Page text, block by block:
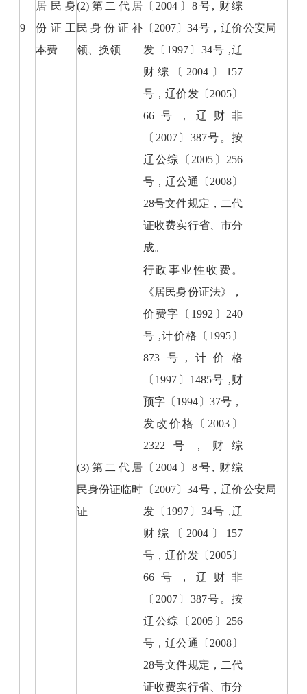
9
居民身
份证工
本费
(2)第二代居
民身份证补
领、换领
〔2004〕8号, 财综
〔2007〕34号，辽价
发〔1997〕34号 ,辽
财综〔2004〕157
号，辽价发〔2005〕
66号，辽财非
〔2007〕387号。按
辽公综〔2005〕256
号，辽公通〔2008〕
28号文件规定，二代
证收费实行省、市分
成。
公安局
(3)第二代居
民身份证临时
证
行政事业性收费。
《居民身份证法》，
价费字〔1992〕240
号 ,计价格〔1995〕
873号,计价格
〔1997〕1485号 ,财
预字〔1994〕37号，
发改价格〔2003〕
2322号，财综
〔2004〕8号, 财综
〔2007〕34号，辽价
发〔1997〕34号 ,辽
财综〔2004〕157
号，辽价发〔2005〕
66号，辽财非
〔2007〕387号。按
辽公综〔2005〕256
号，辽公通〔2008〕
28号文件规定，二代
证收费实行省、市分
公安局